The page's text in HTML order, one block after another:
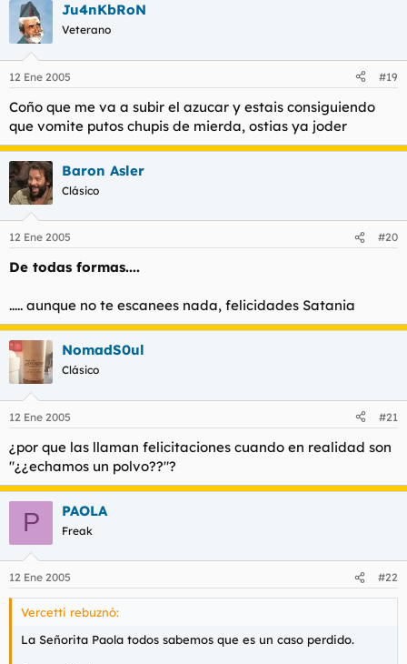
Ju4nKbRoN
Veterano
12 Ene 2005 #19
Coño que me va a subir el azucar y estais consiguiendo
que vomite putos chupis de mierda, ostias ya joder
Baron Asler
Clásico
12 Ene 2005 #20
De todas formas....
..... aunque no te escanees nada, felicidades Satania
NomadS0ul
Clásico
12 Ene 2005 #21
¿por que las llaman felicitaciones cuando en realidad son
"¿¿echamos un polvo??"?
P PAOLA
Freak
12 Ene 2005 #22
Vercetti rebuznó:
La Señorita Paola todos sabemos que es un caso perdido.